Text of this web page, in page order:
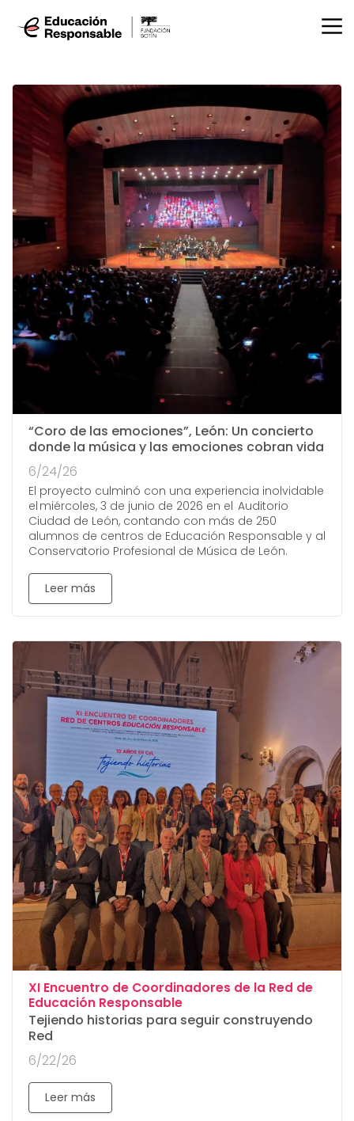
“Coro de las emociones”, León: Un concierto
donde la música y las emociones cobran vida
6/24/26
El proyecto culminó con una experiencia inolvidable
el miércoles, 3 de junio de 2026 en el Auditorio
Ciudad de León, contando con más de 250
alumnos de centros de Educación Responsable y al
Conservatorio Profesional de Música de León.
Leer más
XI Encuentro de Coordinadores de la Red de
Educación Responsable:
Tejiendo historias para seguir construyendo
Red
6/22/26
Leer más